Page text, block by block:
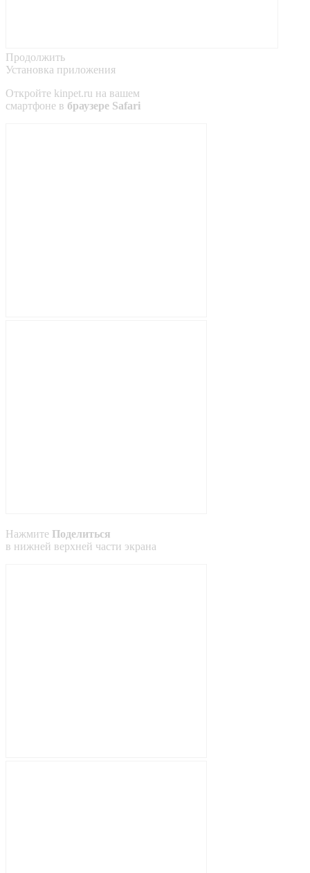
Продолжить
Установка приложения
Откройте kinpet.ru на вашем
смартфоне в браузере Safari
Нажмите Поделиться
в нижней верхней части экрана